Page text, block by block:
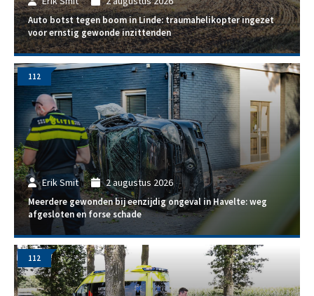
Auto botst tegen boom in Linde: traumahelikopter ingezet
voor ernstig gewonde inzittenden
Erik Smit 2 augustus 2026
Meerdere gewonden bij eenzijdig ongeval in Havelte: weg
afgesloten en forse schade
112
112